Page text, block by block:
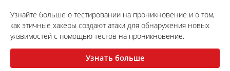
Узнайте больше о тестировании на проникновение и о том,
как этичные хакеры создают атаки для обнаружения новых
уязвимостей с помощью тестов на проникновение.
Узнать больше